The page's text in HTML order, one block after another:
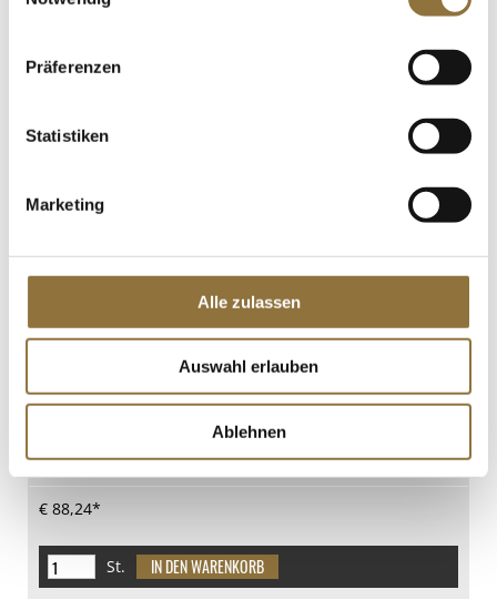
Präferenzen
Statistiken
Marketing
Alle zulassen
Auswahl erlauben
Ablehnen
Filigrano Choco Dessert Tartelettes,
€ 110,25*
€ 49,73*/ kg
St.
LEBENSMITTELKENNZEICHNUNGEN
Mini Dessert-Tartelettes - Filigrano,
rund, ø 3,8cm, H 1,8cm, Mürbeteig, 200
€ 88,24*
St.